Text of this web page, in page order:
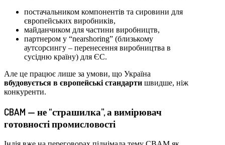
постачальником компонентів та сировини для
європейських виробників,
майданчиком для частини виробництв,
партнером у “nearshoring” (близькому
аутсорсингу – перенесення виробництва в
сусідню країну) для ЄС.
Але це працює лише за умови, що Україна
вбудовується в європейські стандарти швидше, ніж
конкуренти.
CBAM — не “страшилка”, а вимірювач
готовності промисловості